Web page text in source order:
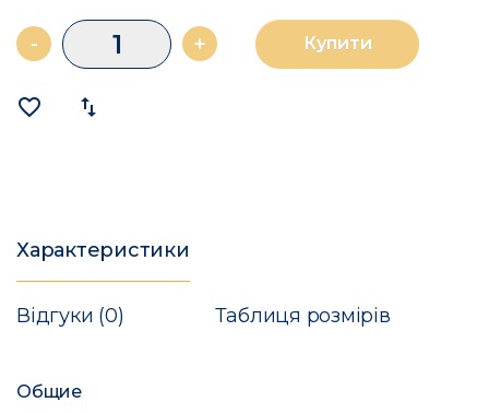
- + Купити
favorite_border import_export
Характеристики
Відгуки (0) Таблиця розмірів
Общие